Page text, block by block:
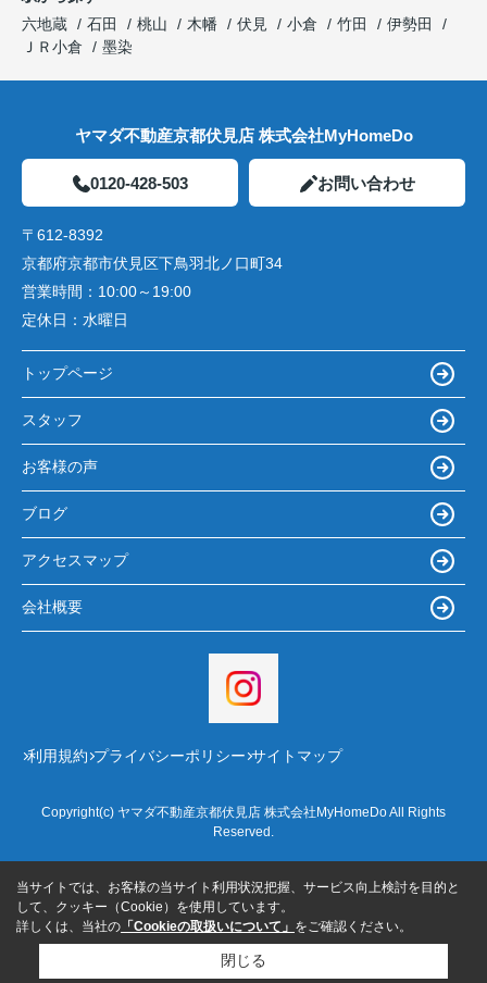
六地蔵
石田 桃山 木幡 伏見 小倉 竹田
伊勢田
ＪＲ小倉
墨染
ヤマダ不動産京都伏見店 株式会社MyHomeDo
0120-428-503 お問い合わせ
〒612-8392
京都府京都市伏見区下鳥羽北ノ口町34
営業時間： 10:00～19:00
定休日： 水曜日
トップページ
スタッフ
お客様の声
ブログ
アクセスマップ
会社概要
利用規約 プライバシーポリシー サイトマップ
Copyright(c) ヤマダ不動産京都伏見店 株式会社MyHomeDo All Rights
Reserved.
当サイトでは、お客様の当サイト利用状況把握、サービス向上検討を目的と
して、クッキー（Cookie）を使用しています。
詳しくは、当社の 「Cookieの取扱いについて」 をご確認ください。
閉じる